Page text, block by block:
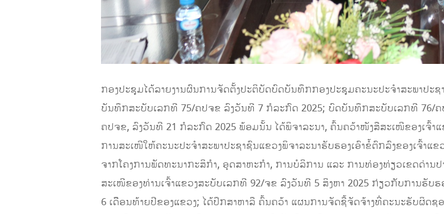
ກອງປະຊຸມໄດ້ລາຍງານຜົນການຈັດຕັ້ງປະຕິບັດບົດບັນທຶກກອງປະຊຸມຄະນະປະຈຳສະພາປ
ບັນທຶກສະບັບເລກທີ 75/ຄປຈຂ ລົງວັນທີ 7 ກໍລະກົດ 2025; ບົດບັນທຶກສະບັບເລກທີ 76/
ຄປຈຂ, ລົງວັນທີ 21 ກໍລະກົດ 2025 ພ້ອມນັ້ນ ໄດ້ພິຈາລະນາ, ຄົ້ນຄວ້າໜັງສືສະເໜີຂອງເຈົ້
ການສະເໜີໃຫ້ຄະນະປະຈຳສະພາປະຊາຊົນແຂວງພິຈາລະນາຮັບຮອງເອົາຂໍ້ຕົກລົງຂອງເຈົ້
ຈາກໂຄງການພັດທະນາກະສິກຳ, ອຸດສາຫະກຳ, ການບໍລິການ ແລະ ການທ່ອງທ່ຽວເຂດດ່ານ
ສະເໜີຂອງທ່ານເຈົ້າແຂວງສະບັບເລກທີ 92/ຈຂ ລົງວັນທີ 5 ສິງຫາ 2025 ກ່ຽວກັບການຮັບ
6 ເດືຶອນທ້າຍປີຂອງແຂວງ; ໄດ້ປຶກສາຫາລື ຄົ້ນຄວ້າ ແຜນການຈັດຊື້ຈັດຈ້າງທີ່ຄະນະຮັບຜິດຊ